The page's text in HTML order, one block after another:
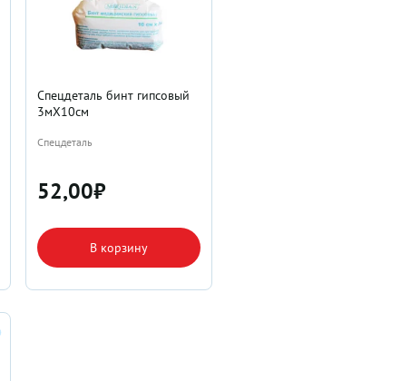
Спецдеталь бинт гипсовый
3мX10см
Спецдеталь
52,00₽
В корзину